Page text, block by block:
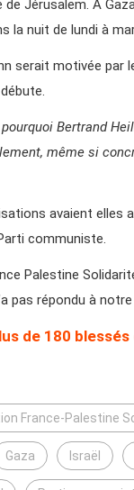
de Jérusalem. A
la nuit de lundi à
serait motivée
Bertrand
même si
avaient elles
communiste.
Palestine
pas répondu à notre
de 180
France-Palestine
Gaza Israël